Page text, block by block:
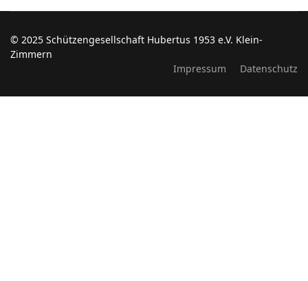
© 2025 Schützengesellschaft Hubertus 1953 e.V. Klein-
Zimmern
Impressum
Datenschutz